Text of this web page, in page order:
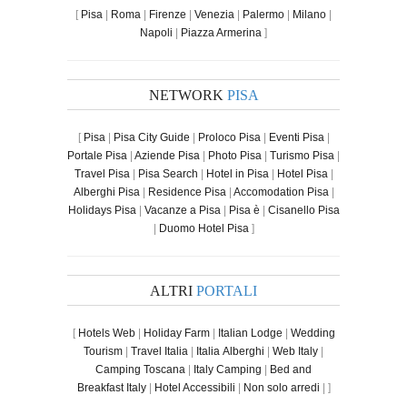
[ Pisa | Roma | Firenze | Venezia | Palermo | Milano |
Napoli | Piazza Armerina ]
NETWORK PISA
[ Pisa | Pisa City Guide | Proloco Pisa | Eventi Pisa |
Portale Pisa | Aziende Pisa | Photo Pisa | Turismo Pisa |
Travel Pisa | Pisa Search | Hotel in Pisa | Hotel Pisa |
Alberghi Pisa | Residence Pisa | Accomodation Pisa |
Holidays Pisa | Vacanze a Pisa | Pisa è | Cisanello Pisa
| Duomo Hotel Pisa ]
ALTRI PORTALI
[ Hotels Web| Holiday Farm| Italian Lodge | Wedding
Tourism | Travel Italia | Italia Alberghi | Web Italy |
Camping Toscana | Italy Camping | Bed and
Breakfast Italy| Hotel Accessibili | Non solo arredi | ]